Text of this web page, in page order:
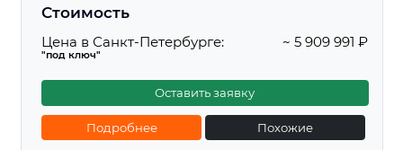
Стоимость
Цена в Санкт-Петербурге:
"под ключ"
~ 5 909 991 ₽
Оставить заявку
Подробнее Похожие